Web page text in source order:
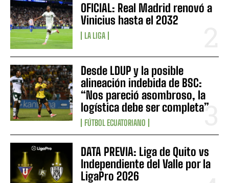
OFICIAL: Real Madrid renovó a
Vinicius hasta el 2032
LA LIGA
Desde LDUP y la posible
alineación indebida de BSC:
“Nos pareció asombroso, la
logística debe ser completa”
FÚTBOL ECUATORIANO
DATA PREVIA: Liga de Quito vs
Independiente del Valle por la
LigaPro 2026